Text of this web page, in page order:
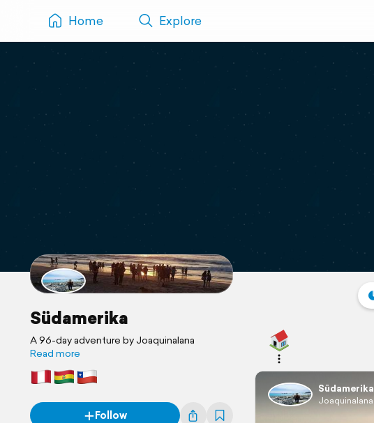
Home Explore
Südamerika
A 96-day adventure by Joaquinalana
Read more
Follow
Südamerika
Joaquinalana